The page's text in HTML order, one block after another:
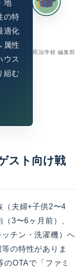
民泊学校 編集部
地
の特
適化
属性
ウス
組む
スト向け戦
（夫婦+子供2〜4
3〜6ヶ月前）、
チン・洗濯機）へ
の特性がありま
OTAで「ファミ